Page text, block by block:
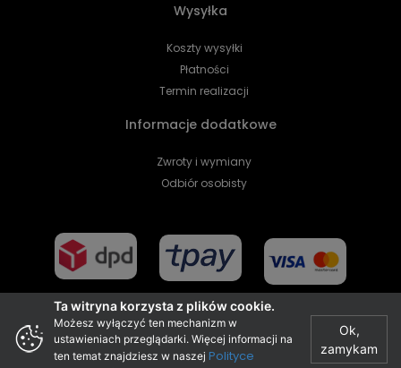
Wysyłka
Koszty wysyłki
Płatności
Termin realizacji
Informacje dodatkowe
Zwroty i wymiany
Odbiór osobisty
Projekt i realizacja
Ta witryna korzysta z plików cookie.
Możesz wyłączyć ten mechanizm w
ustawieniach przeglądarki. Więcej informacji na
ten temat znajdziesz w naszej Polityce
Ok,
zamykam